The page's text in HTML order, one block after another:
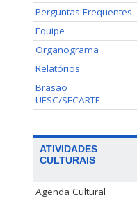
Perguntas Frequentes
Equipe
Organograma
Relatórios
Brasão
UFSC/SECARTE
ATIVIDADES
CULTURAIS
Agenda Cultural